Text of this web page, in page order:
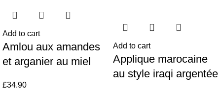
Add to cart
Amlou aux amandes
et arganier au miel
£34.90
Add to cart
Applique marocaine
au style iraqi argentée